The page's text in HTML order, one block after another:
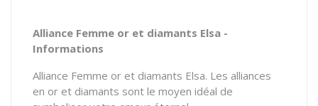
Alliance Femme or et diamants Elsa -
Informations
Alliance Femme or et diamants Elsa. Les alliances
en or et diamants sont le moyen idéal de